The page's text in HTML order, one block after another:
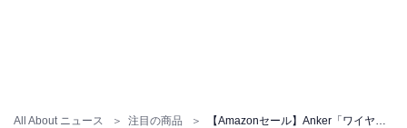
All About ニュース 注目の商品
Anker Zolo Power Bank (10K, 30W, Built-In USB-C